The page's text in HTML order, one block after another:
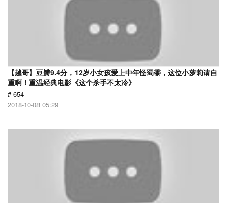
【越哥】豆瓣9.4分，12岁小女孩爱上中年怪蜀黍，这位小萝莉请自
重啊！重温经典电影《这个杀手不太冷》
# 654
2018-10-08 05:29